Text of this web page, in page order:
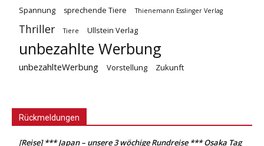
Spannung sprechende Tiere Thienemann Esslinger Verlag
Thriller Tiere Ullstein Verlag
unbezahlte Werbung
unbezahlteWerbung Vorstellung Zukunft
Rückmeldungen
[Reise] *** Japan – unsere 3 wöchige Rundreise *** Osaka Tag